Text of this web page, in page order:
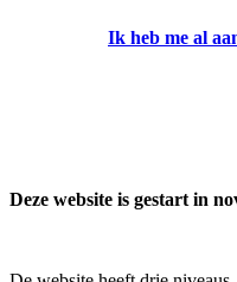
Ik heb me al
Deze website is gestart in